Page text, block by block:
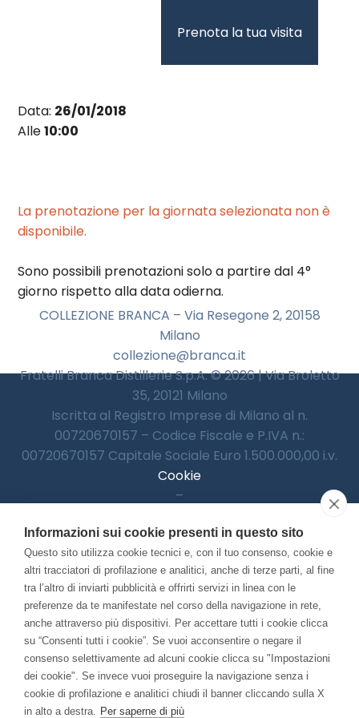
Prenota la tua visita
Data: 26/01/2018
Alle10:00
La prenotazione per la giornata selezionata non è
disponibile.
Sono possibili prenotazioni solo a partire dal 4°
giorno rispetto alla data odierna.
COLLEZIONE BRANCA – Via Resegone 2, 20158
Milano
collezione@branca.it
Fratelli Branca Distillerie S.p.A. © 2026 | Via Broletto
35, 20121 Milano
Iscritta al Registro Imprese di Milano al n.
00720670157 – Codice Fiscale e P.IVA n.:
00720670157 Capitale Sociale Euro 1.500.000,00 i.v.
Cookie
–
–
Accessibilitià
Con il contributo di:
Informazioni sui cookie presenti in questo sito
Questo sito utilizza cookie tecnici e, con il tuo consenso, cookie e
altri tracciatori di profilazione e analitici, anche di terze parti, al fine
tra l’altro di inviarti pubblicità e offrirti servizi in linea con le
preferenze da te manifestate nel corso della navigazione in rete,
anche attraverso più dispositivi. Per accettare tutti i cookie clicca
su “Consenti tutti i cookie”. Se vuoi acconsentire o negare il
consenso selettivamente ad alcuni cookie clicca su "Impostazioni
dei cookie". Se invece vuoi proseguire la navigazione senza i
cookie di profilazione e analitici chiudi il banner cliccando sulla X
in alto a destra. Per saperne di più